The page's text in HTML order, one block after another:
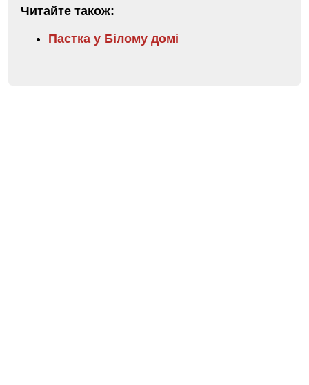
Читайте також:
Пастка у Білому домі